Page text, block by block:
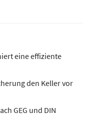
eine effiziente
den Keller vor
GEG und DIN